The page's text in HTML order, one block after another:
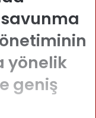
yönelik
geniş